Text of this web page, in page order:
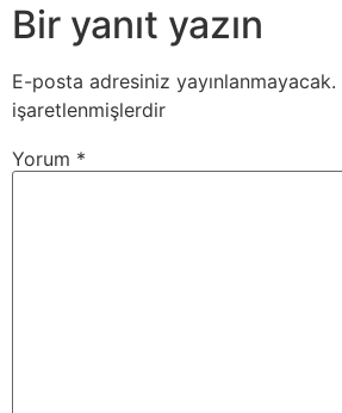
Bir yanıt yazın
E-posta adresiniz yayınlanmayacak.
işaretlenmişlerdir
Yorum *